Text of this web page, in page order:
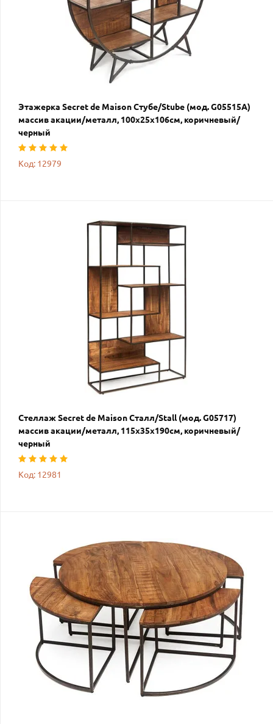
Этажерка Secret de Maison Стубе/Stube (мод. G05515А)
массив акации/металл, 100х25х106см, коричневый/
черный
Код: 12979
Стеллаж Secret de Maison Сталл/Stall (мод. G05717)
массив акации/металл, 115х35х190см, коричневый/
черный
Код: 12981